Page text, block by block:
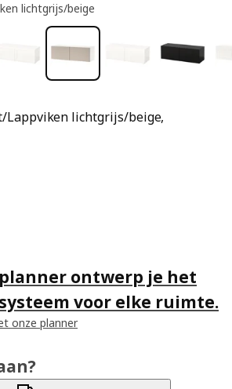
Lappviken lichtgrijs/beige,
4.4 van 5 sterren. Totaal
lichtgrijs/beige
planner ontwerp je het
voor elke ruimte.
onze planner